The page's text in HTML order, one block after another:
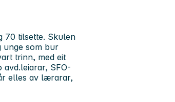
70 tilsette. Skulen
unge som bur
trinn, med eit
avd.leiarar, SFO-
elles av lærarar,